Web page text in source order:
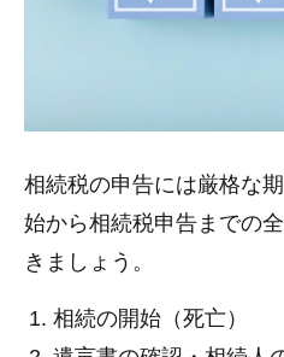
相続税の申告には厳格な
始から相続税申告までの
きましょう。
相続の開始（死亡）